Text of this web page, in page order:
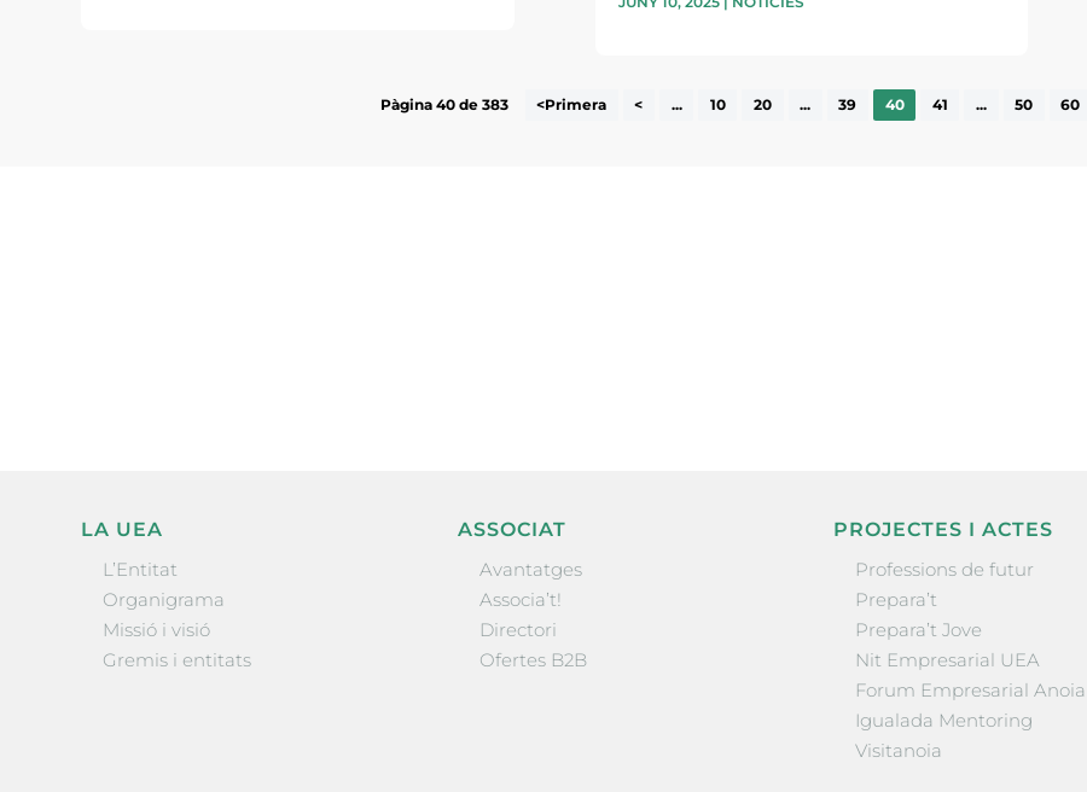
Pàgina 40 de 383 <Primera < ... 10 20 ... 39 40 41 ... 50 60
LA UEA
L’Entitat
Organigrama
Missió i visió
Gremis i entitats
ASSOCIAT
Avantatges
Associa’t!
Directori
Ofertes B2B
PROJECTES I ACTES
Professions de futur
Prepara’t
Prepara’t Jove
Nit Empresarial UEA
Forum Empresarial Anoia
Igualada Mentoring
Visitanoia